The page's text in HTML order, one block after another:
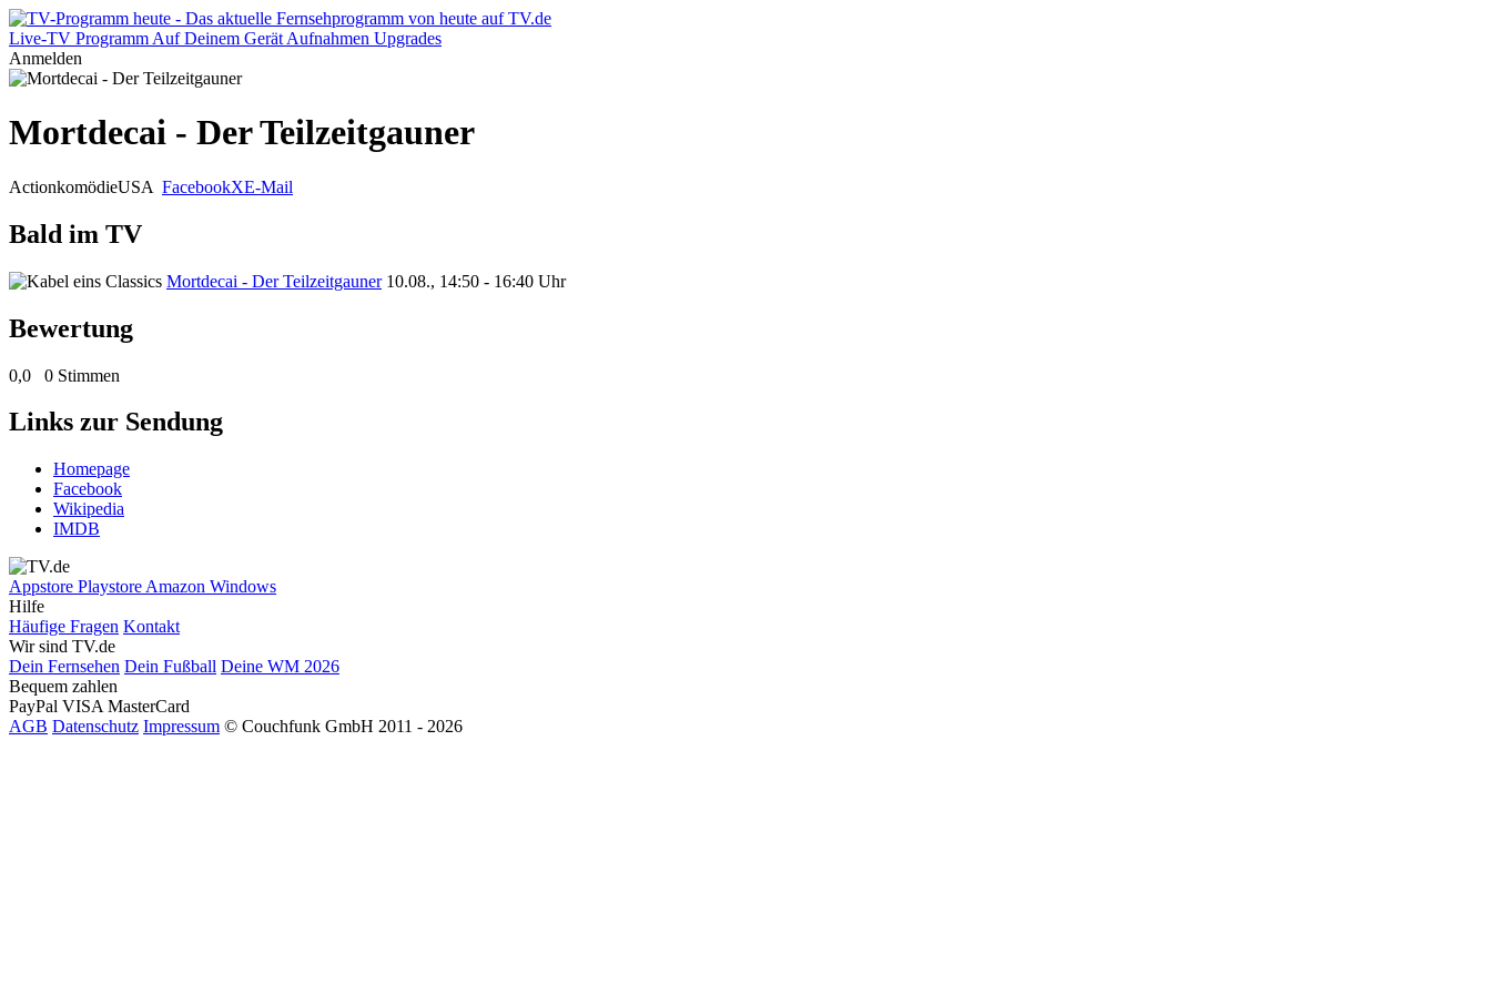
Live-TV Programm Auf Deinem Gerät Aufnahmen Upgrades
Anmelden
Mortdecai - Der Teilzeitgauner
ActionkomödieUSA FacebookXE-Mail
Bald im TV
Mortdecai - Der Teilzeitgauner 10.08., 14:50 - 16:40 Uhr
Bewertung
0,0 0 Stimmen
Links zur Sendung
Homepage
Facebook
Wikipedia
IMDB
Appstore Playstore Amazon Windows
Hilfe
Häufige Fragen Kontakt
Wir sind TV.de
Dein Fernsehen Dein Fußball Deine WM 2026
Bequem zahlen
PayPal VISA MasterCard
AGB Datenschutz Impressum © Couchfunk GmbH 2011 - 2026